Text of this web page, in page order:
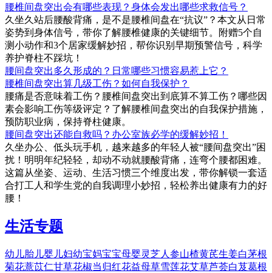
腰椎间盘突出会有哪些表现？身体会发出哪些求救信号？
久坐久站后腰酸背痛，是不是腰椎间盘在“抗议”？本文从日常
姿势到身体信号，带你了解腰椎健康的关键细节。附赠5个自
测小动作和3个居家缓解妙招，帮你识别早期预警信号，科学
养护脊柱不踩坑！
腰间盘突出多久形成的？日常哪些习惯容易惹上它？
腰椎间盘突出算几级工伤？如何自我保护？
腰痛是否意味着工伤？腰椎间盘突出到底算不算工伤？哪些因
素会影响工伤等级评定？了解腰椎间盘突出的自我保护措施，
预防职业病，保持脊柱健康。
腰间盘突出还能自救吗？办公室族必学的缓解妙招！
久坐办公、低头玩手机，越来越多的年轻人被“腰间盘突出”困
扰！明明年纪轻轻，却动不动就腰酸背痛，连弯个腰都困难。
这篇从坐姿、运动、生活习惯三个维度出发，带你解锁一套适
合打工人和学生党的自我调理小妙招，轻松养出健康有力的好
腰！
生活专题
幼儿胎儿婴儿妇幼宝妈宝宝母婴灵芝人参山楂黄芪生姜白茅根
菊花薏苡仁甘草花椒当归红花益母草雪莲花艾草芦荟白芨葛根